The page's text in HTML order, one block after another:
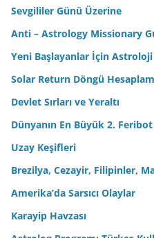
Sevgililer Günü Üzerine
Anti – Astrology Missionary
Yeni Başlayanlar İçin Astroloji
Solar Return Döngü
Devlet Sırları ve Yeraltı
Dünyanın En Büyük 2. Feribot
Uzay Keşifleri
Brezilya, Cezayir, Filipinler,
Amerika’da Sarsıcı Olaylar
Karayip Havzası